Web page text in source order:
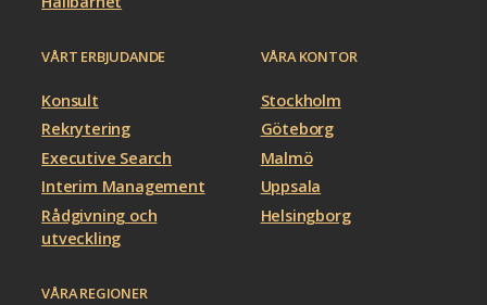
VÅRT ERBJUDANDE
Konsult
Rekrytering
Executive Search
Interim Management
Rådgivning och
utveckling
VÅRA KONTOR
Stockholm
Göteborg
Malmö
Uppsala
Helsingborg
VÅRA REGIONER